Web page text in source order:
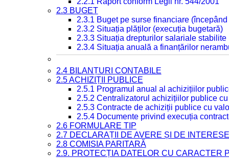
2.3 BUGET
2.3.1 Buget pe surse financiare
2.3.2 Situația plăților (execuția bugetară)
2.3.3 Situația drepturilor salariale
2.3.4 Situația anuală a finanțărilor
2.4 BILANȚURI CONTABILE
2.5 ACHIZIȚII PUBLICE
2.5.1 Programul anual al achizițiilor
2.5.2 Centralizatorul achizițiilor publice
2.5.3 Contracte de achiziții publice cu
2.5.4 Documente privind execuția
2.6 FORMULARE TIP
2.7 DECLARAȚII DE AVERE ȘI DE INTERESE
2.8 COMISIA PARITARĂ
2.9. PROTECȚIA DATELOR CU CARACTER